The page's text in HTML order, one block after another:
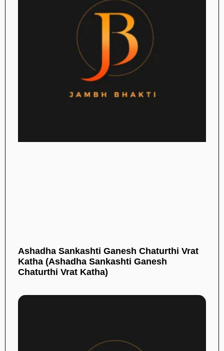
Ashadha Sankashti Ganesh Chaturthi Vrat
Katha (Ashadha Sankashti Ganesh
Chaturthi Vrat Katha)